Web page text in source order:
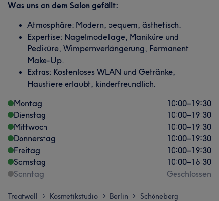
Was uns an dem Salon gefällt:
Atmosphäre: Modern, bequem, ästhetisch.
Expertise: Nagelmodellage, Maniküre und
Pediküre, Wimpernverlängerung, Permanent
Make-Up.
Extras: Kostenloses WLAN und Getränke,
Haustiere erlaubt, kinderfreundlich.
Montag
10:00–19:30
Dienstag
10:00–19:30
Mittwoch
10:00–19:30
Donnerstag
10:00–19:30
Freitag
10:00–19:30
Samstag
10:00–16:30
Sonntag
Geschlossen
Treatwell > Kosmetikstudio > Berlin > Schöneberg